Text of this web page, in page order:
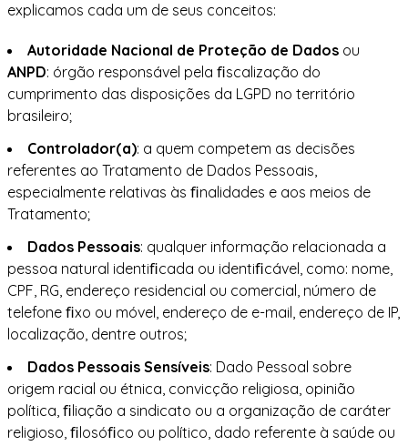
explicamos cada um de seus conceitos:
Autoridade Nacional de Proteção de Dados ou
ANPD: órgão responsável pela ﬁscalização do
cumprimento das disposições da LGPD no território
brasileiro;
Controlador(a): a quem competem as decisões
referentes ao Tratamento de Dados Pessoais,
especialmente relativas às ﬁnalidades e aos meios de
Tratamento;
Dados Pessoais: qualquer informação relacionada a
pessoa natural identiﬁcada ou identiﬁcável, como: nome,
CPF, RG, endereço residencial ou comercial, número de
telefone ﬁxo ou móvel, endereço de e-mail, endereço de IP,
localização, dentre outros;
Dados Pessoais Sensíveis: Dado Pessoal sobre
origem racial ou étnica, convicção religiosa, opinião
política, ﬁliação a sindicato ou a organização de caráter
religioso, ﬁlosóﬁco ou político, dado referente à saúde ou